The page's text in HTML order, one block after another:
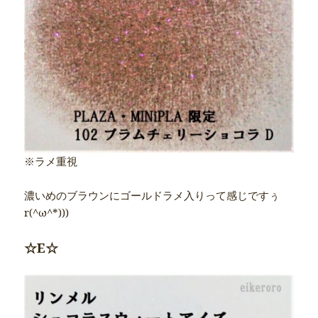
※ラメ重視
濃いめのブラウンにゴールドラメ入りって感じですぅ
r(^ω^*)))
☆E☆